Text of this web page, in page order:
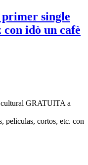
single
con idò un cafè
GRATUITA a
peliculas, cortos, etc. con